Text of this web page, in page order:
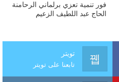
فور تنمية تعزي برلماني الرحامنة
الحاج عبد اللطيف الزعيم
تويتر
تابعنا على تويتر